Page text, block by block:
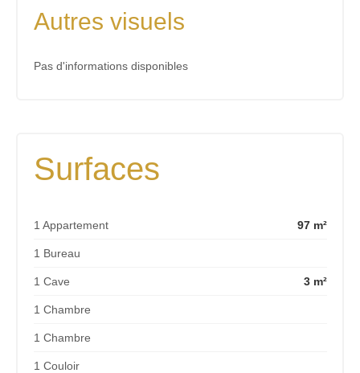
Autres visuels
Pas d'informations disponibles
Surfaces
1 Appartement 97 m²
1 Bureau
1 Cave 3 m²
1 Chambre
1 Chambre
1 Couloir